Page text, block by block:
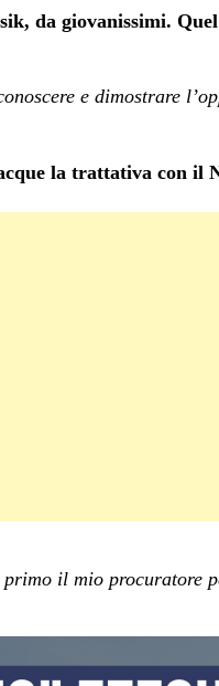
da giovanissimi.
e dimostrare
la trattativa con il
il mio procuratore